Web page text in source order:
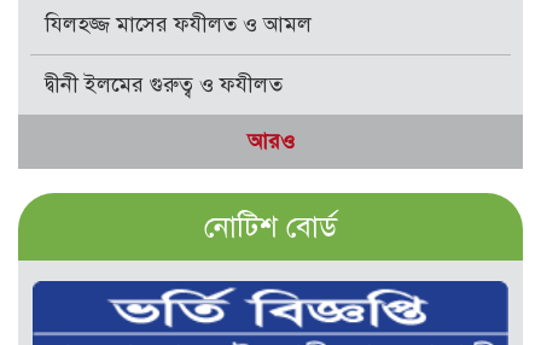
যিলহজ্জ মাসের ফযীলত ও আমল
দ্বীনী ইলমের গুরুত্ব ও ফযীলত
আরও
নোটিশ বোর্ড